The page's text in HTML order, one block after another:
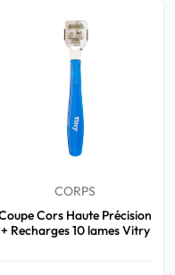
CORPS
Cors Haute Précision
+ Recharges 10 lames Vitry